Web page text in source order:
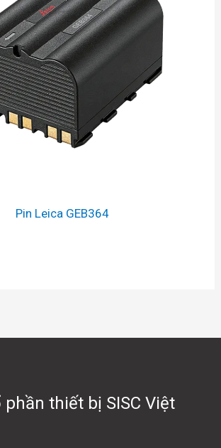
Pin Leica GEB364
phần thiết bị SISC Việt